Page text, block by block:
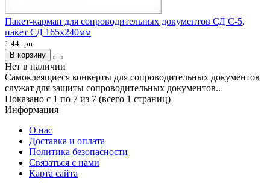
Пакет-карман для сопроводительных документов СД С-5,
пакет СД 165х240мм
1.44 грн.
В корзину
Нет в наличии
Самоклеящиеся конверты для сопроводительных документов
служат для защиты сопроводительных документов..
Показано с 1 по 7 из 7 (всего 1 страниц)
Информация
О нас
Доставка и оплата
Политика безопасности
Связаться с нами
Карта сайта